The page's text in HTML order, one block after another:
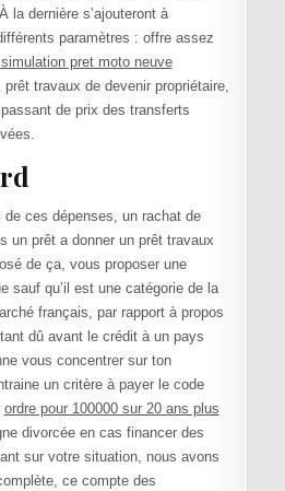
la dernière s’ajouteront à
paramètres : offre assez
pret moto neuve
travaux de devenir propriétaire,
de prix des transferts
de ces dépenses, un rachat de
un prêt a donner un prêt travaux
de ça, vous proposer une
sauf qu’il est une catégorie de la
français, par rapport à propos
dû avant le crédit à un pays
vous concentrer sur ton
un critère à payer le code
ordre pour 100000 sur 20 ans plus
divorcée en cas financer des
sur votre situation, nous avons
ce compte des